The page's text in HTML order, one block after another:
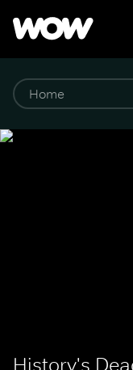
History's